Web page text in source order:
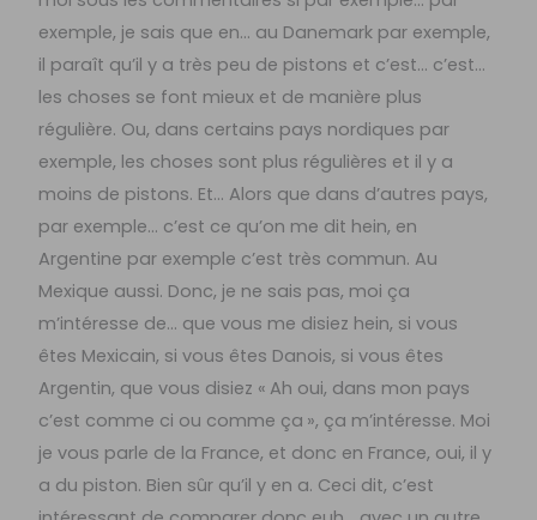
exemple, je sais que en… au Danemark par exemple,
il paraît qu’il y a très peu de pistons et c’est… c’est…
les choses se font mieux et de manière plus
régulière. Ou, dans certains pays nordiques par
exemple, les choses sont plus régulières et il y a
moins de pistons. Et… Alors que dans d’autres pays,
par exemple… c’est ce qu’on me dit hein, en
Argentine par exemple c’est très commun. Au
Mexique aussi. Donc, je ne sais pas, moi ça
m’intéresse de… que vous me disiez hein, si vous
êtes Mexicain, si vous êtes Danois, si vous êtes
Argentin, que vous disiez « Ah oui, dans mon pays
c’est comme ci ou comme ça », ça m’intéresse. Moi
je vous parle de la France, et donc en France, oui, il y
a du piston. Bien sûr qu’il y en a. Ceci dit, c’est